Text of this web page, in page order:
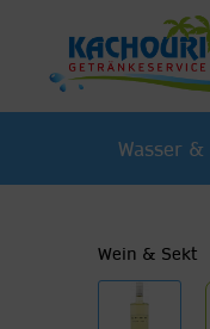
Wasser
Wein & Sekt